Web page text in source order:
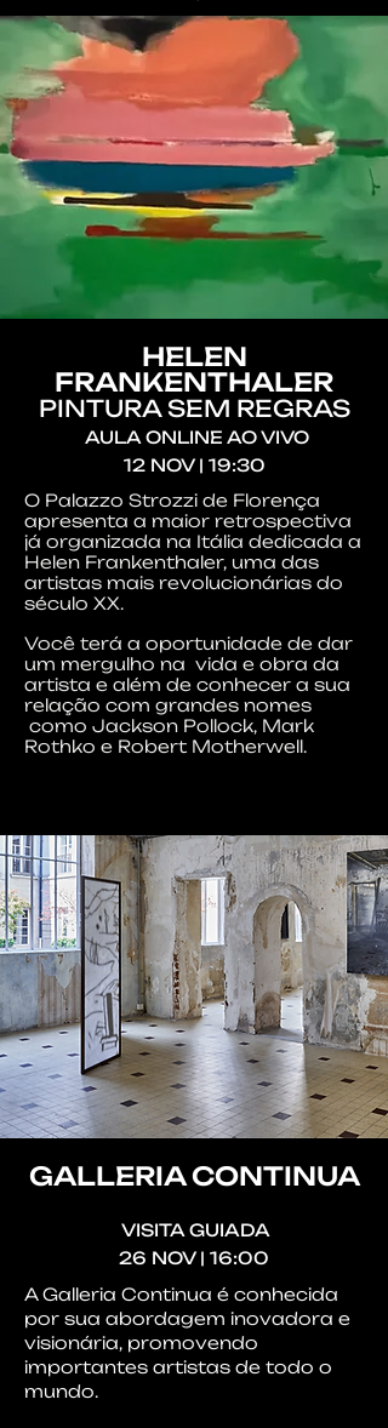
HELEN
FRANKENTHALER
PINTURA SEM REGRAS
AULA ONLINE AO VIVO
12 NOV | 19:30
O Palazzo Strozzi de Florença
apresenta a maior retrospectiva
já organizada na Itália dedicada a
Helen Frankenthaler, uma das
artistas mais revolucionárias do
século XX.
Você terá a oportunidade de dar
um mergulho na vida e obra da
artista e além de conhecer a sua
relação com grandes nomes
como Jackson Pollock, Mark
Rothko e Robert Motherwell.
GALLERIA CONTINUA
VISITA GUIADA
26 NOV | 16:00
A Galleria Continua é conhecida
por sua abordagem inovadora e
visionária, promovendo
importantes artistas de todo o
mundo.